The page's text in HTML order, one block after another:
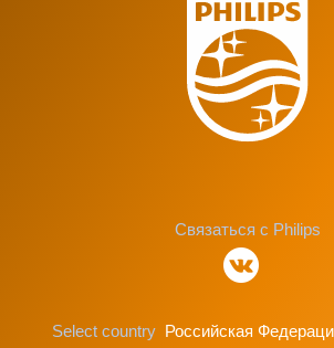
Связаться с Philips
Select country Российская